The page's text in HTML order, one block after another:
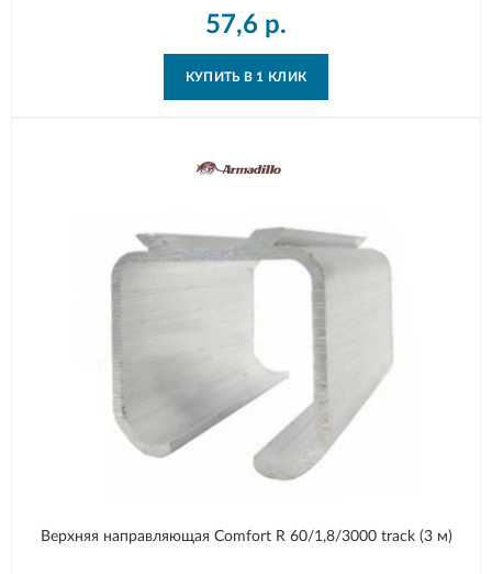
57,6 р.
КУПИТЬ В 1 КЛИК
Верхняя направляющая Comfort R 60/1,8/3000 track (3 м)